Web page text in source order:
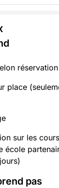
réservation
place
sur les
école
pas